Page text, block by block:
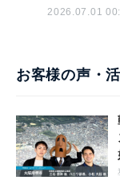
2026.07.01
お客様の声・